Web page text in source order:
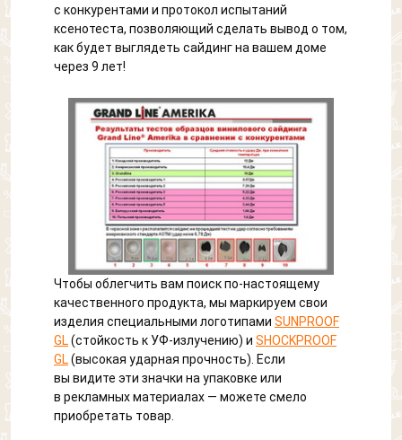
с конкурентами и протокол испытаний
ксенотеста, позволяющий сделать вывод о том,
как будет выглядеть сайдинг на вашем доме
через 9 лет!
Чтобы облегчить вам поиск по-настоящему
качественного продукта, мы маркируем свои
изделия специальными логотипами SUNPROOF
GL(стойкость к УФ-излучению) и SHOCKPROOF
GL(высокая ударная прочность). Если
вы видите эти значки на упаковке или
в рекламных материалах — можете смело
приобретать товар.
Обратный звонок